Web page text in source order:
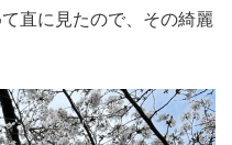
直に見たので、その綺麗